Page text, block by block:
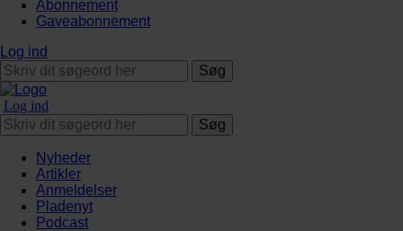
Abonnement
Gaveabonnement
Log ind
Søg
Log ind
Søg
Nyheder
Artikler
Anmeldelser
Pladenyt
Podcast